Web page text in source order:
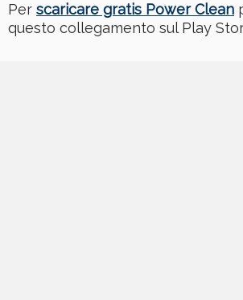
Per scaricare gratis Power Clean
questo collegamento sul Play